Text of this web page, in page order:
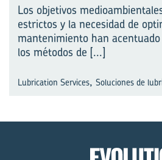
Los objetivos
estrictos y la necesidad de
mantenimiento han
los métodos de [...]
Lubrication Services, Soluciones de